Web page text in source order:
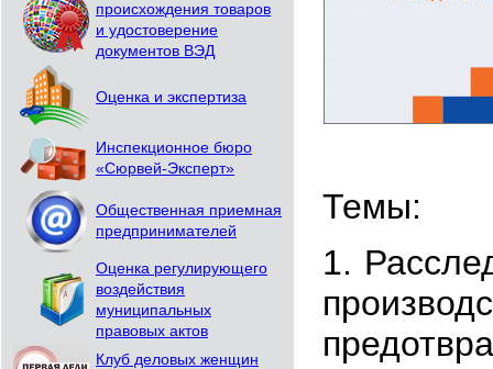
происхождения товаров
и удостоверение
документов ВЭД
Оценка и экспертиза
Инспекционное бюро
«Сюрвей-Эксперт»
Общественная приемная
предпринимателей
Оценка регулирующего
воздействия
муниципальных
правовых актов
Клуб деловых женщин
Темы:
1.